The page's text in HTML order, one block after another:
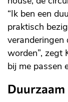
“Ik ben een
praktisch
veranderingen
worden”, zegt
bij me passen